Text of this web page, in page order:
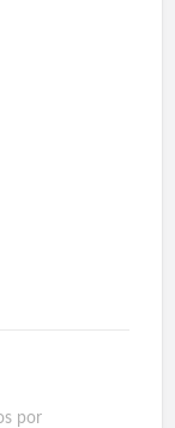
por